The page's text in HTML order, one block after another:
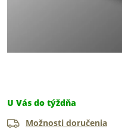
U Vás do týždňa
Možnosti doručenia